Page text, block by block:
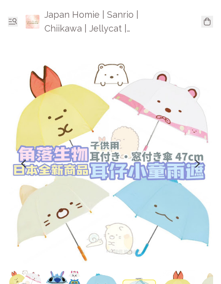
Japan Homie | Sanrio |
Chiikawa | Jellycat |